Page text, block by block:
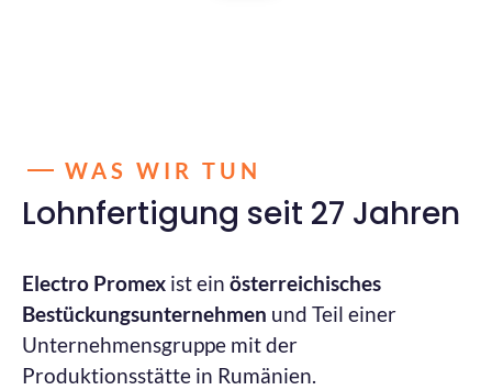
WAS WIR TUN
Lohnfertigung seit 27 Jahren
Electro Promex ist ein österreichisches
Bestückungsunternehmen und Teil einer
Unternehmensgruppe mit der
Produktionsstätte in Rumänien.